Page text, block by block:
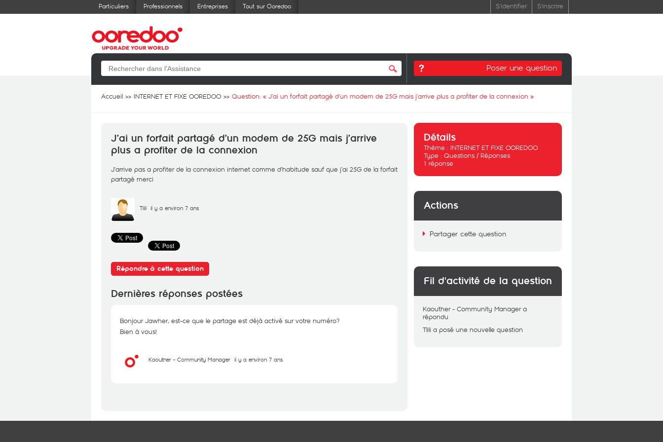
Particuliers Professionnels Entreprises Tout sur Ooredoo S'identifier S'inscrire
Poser une question
Accueil INTERNET ET FIXE OOREDOO Question: « J’ai un forfait partagé d’un modem de 25G mais j’arrive plus a profiter de la connexion »
J’ai un forfait partagé d’un modem de 25G mais j’arrive
plus a profiter de la connexion
J’arrive pas a profiter de la connexion internet comme d’habitude sauf que j’ai 25G de la forfait
partagé merci
Tlili il y a environ 7 ans
Répondre à cette question
Dernières réponses postées
Bonjour Jawher, est-ce que le partage est déjà activé sur votre numéro?
Bien à vous!
Kaouther - Community Manager il y a environ 7 ans
Détails
Thème : INTERNET ET FIXE OOREDOO
Type : Questions / Réponses
1 réponse
Actions
Partager cette question
Fil d'activité de la question
Kaouther - Community Manager a
répondu
Tlili a posé une nouvelle question